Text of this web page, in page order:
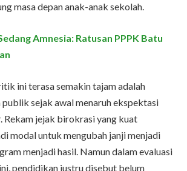
masa depan anak-anak sekolah.
Amnesia: Ratusan PPPK Batu
ini terasa semakin tajam adalah
sejak awal menaruh ekspektasi
Rekam jejak birokrasi yang kuat
modal untuk mengubah janji menjadi
menjadi hasil. Namun dalam evaluasi
pendidikan justru disebut belum